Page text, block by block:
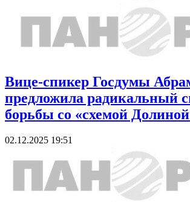
Вице-спикер Госдумы
предложила радикальный
борьбы со «схемой
02.12.2025 19:51